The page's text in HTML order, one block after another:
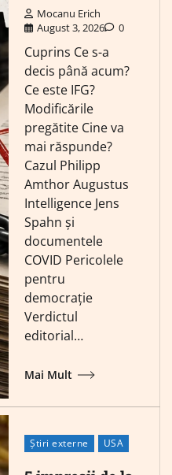
Mocanu Erich
August 3, 2026
0
Cuprins Ce s-a
decis până acum?
Ce este IFG?
Modificările
pregătite Cine va
mai răspunde?
Cazul Philipp
Amthor Augustus
Intelligence Jens
Spahn și
documentele
COVID Pericolele
pentru
democrație
Verdictul
editorial…
Mai Mult
Știri externe USA